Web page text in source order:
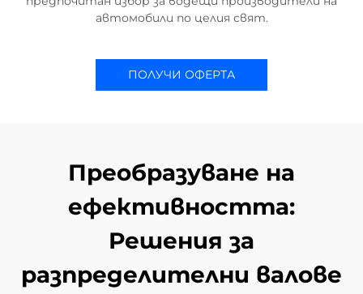
автомобили по целия свят.
ПОЛУЧИ ОФЕРТА
Преобразуване на
ефективността:
Решения за
разпределителни валове